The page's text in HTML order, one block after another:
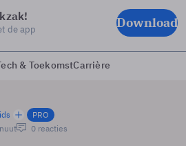
de app Download
& ToekomstCarrière
PRO
0 reacties